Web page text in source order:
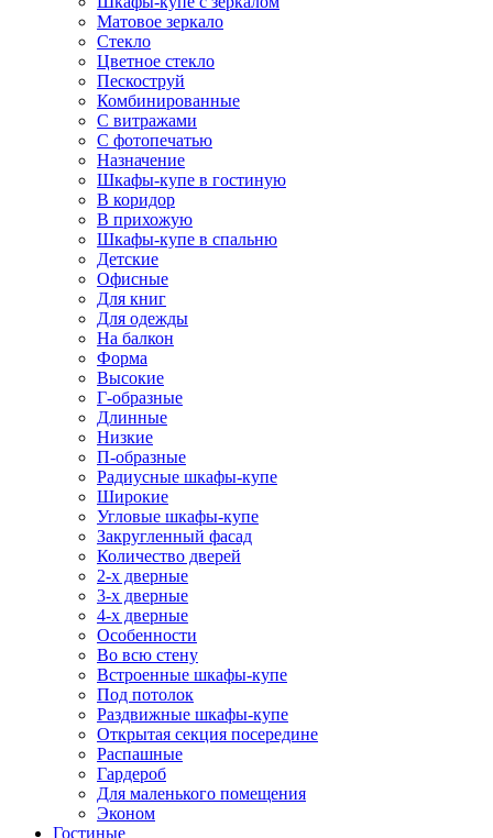
Матовое зеркало
Стекло
Цветное стекло
Пескоструй
Комбинированные
С витражами
С фотопечатью
Назначение
Шкафы-купе в гостиную
В коридор
В прихожую
Шкафы-купе в спальню
Детские
Офисные
Для книг
Для одежды
На балкон
Форма
Высокие
Г-образные
Длинные
Низкие
П-образные
Радиусные шкафы-купе
Широкие
Угловые шкафы-купе
Закругленный фасад
Количество дверей
2-х дверные
3-х дверные
4-х дверные
Особенности
Во всю стену
Встроенные шкафы-купе
Под потолок
Раздвижные шкафы-купе
Открытая секция посередине
Распашные
Гардероб
Для маленького помещения
Эконом
Гостиные